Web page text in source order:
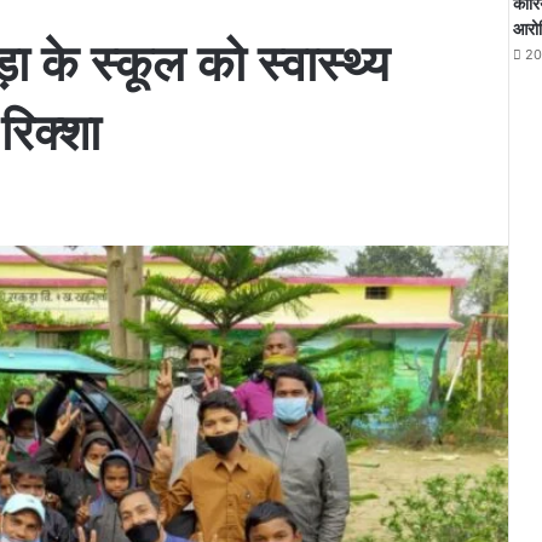
के स्कूल को स्वास्थ्य